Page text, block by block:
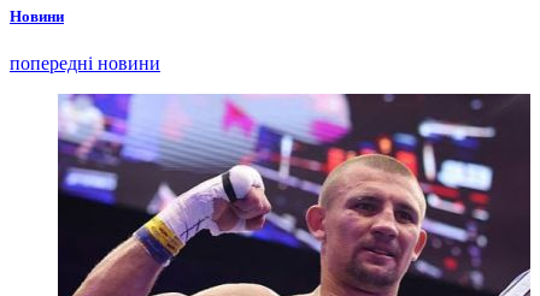
Новини
попередні новини